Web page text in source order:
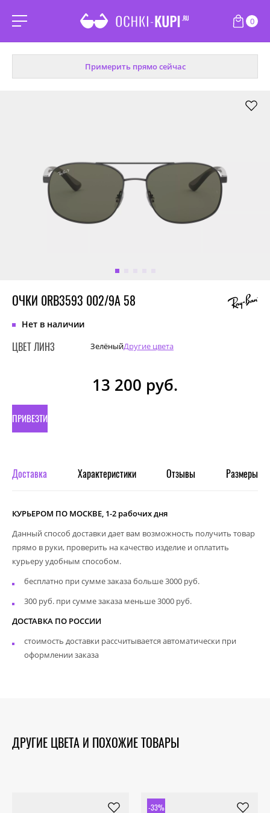
0
Примерить прямо сейчас
ОЧКИ 0RB3593 002/9A 58
Нет в наличии
ЦВЕТ ЛИНЗ ЗелёныйДругие цвета
13 200 руб.
ПРИВЕЗТИ
ЗАКАЗ
Доставка Характеристики Отзывы Размеры
КУРЬЕРОМ ПО МОСКВЕ, 1-2 рабочих дня
Данный способ доставки дает вам возможность получить товар
прямо в руки, проверить на качество изделие и оплатить
курьеру удобным способом.
бесплатно при сумме заказа больше 3000 руб.
300 руб. при сумме заказа меньше 3000 руб.
ДОСТАВКА ПО РОССИИ
стоимость доставки рассчитывается автоматически при
оформлении заказа
ДРУГИЕ ЦВЕТА И ПОХОЖИЕ ТОВАРЫ
-33%